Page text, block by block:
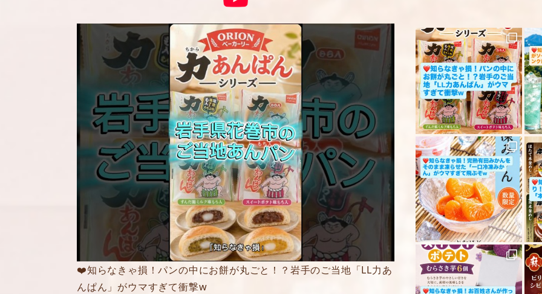
5段階評価をつけて
★
★★
★★★
★★★★
★★★★★
内容をご確認の上、
ください。
❤️知らなきゃ損！パンの中にお餅が丸ごと！？岩手のご当地「LL力あ
んぱん」がウマすぎて衝撃w